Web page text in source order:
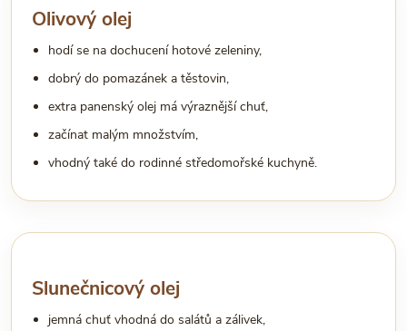
Olivový olej
hodí se na dochucení hotové zeleniny,
dobrý do pomazánek a těstovin,
extra panenský olej má výraznější chuť,
začínat malým množstvím,
vhodný také do rodinné středomořské kuchyně.
Slunečnicový olej
jemná chuť vhodná do salátů a zálivek,